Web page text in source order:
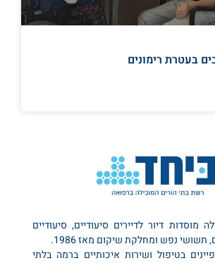
בעטרת רימונים
מוסדות דיור לדיירים סיעודיים, סיעודיים
נפש ומחלקת שיקום מאז 1986.
בטיפול ושירות איכותיים ברמה בלתי